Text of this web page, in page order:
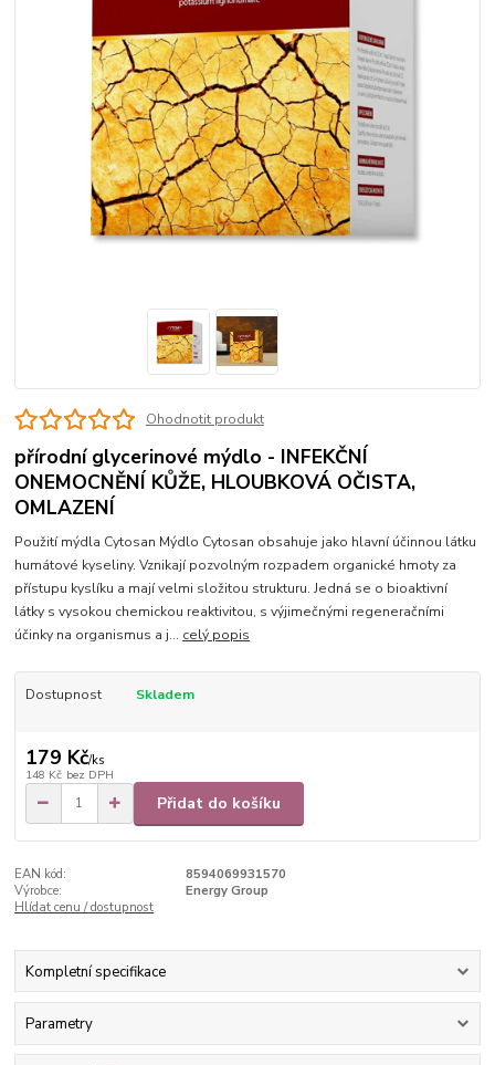
Ohodnotit produkt
přírodní glycerinové mýdlo - INFEKČNÍ
ONEMOCNĚNÍ KŮŽE, HLOUBKOVÁ OČISTA,
OMLAZENÍ
Použití mýdla Cytosan Mýdlo Cytosan obsahuje jako hlavní účinnou látku
humátové kyseliny. Vznikají pozvolným rozpadem organické hmoty za
přístupu kyslíku a mají velmi složitou strukturu. Jedná se o bioaktivní
látky s vysokou chemickou reaktivitou, s výjimečnými regeneračními
účinky na organismus a j... celý popis
Dostupnost Skladem
179 Kč/ks
148 Kč bez DPH
Přidat do košíku
EAN kód:
8594069931570
Výrobce:
Energy Group
Hlídat cenu / dostupnost
Kompletní specifikace
Parametry